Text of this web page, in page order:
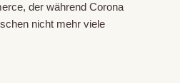
der während Corona
nicht mehr viele